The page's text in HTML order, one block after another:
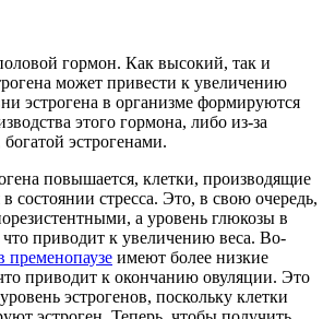
гормон. Как высокий, так и
может привести к увеличению
эстрогена в организме формируются
этого гормона, либо из-за
эстрогенами.
повышается, клетки, производящие
состоянии стресса. Это, в свою очередь,
а уровень глюкозы в
приводит к увеличению веса. Во-
имеют более низкие
приводит к окончанию овуляции. Это
эстрогенов, поскольку клетки